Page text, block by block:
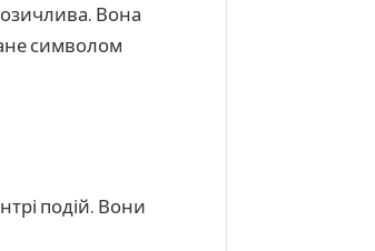
Вона
символом
подій. Вони